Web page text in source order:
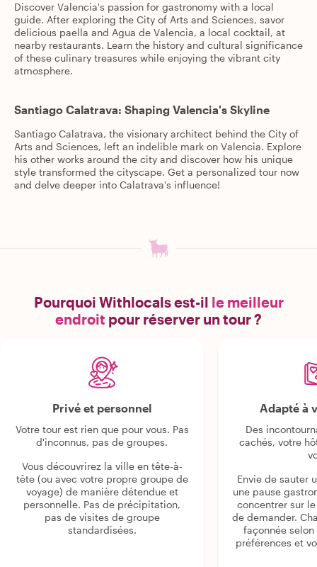
Discover Valencia's passion for gastronomy with a local
guide. After exploring the City of Arts and Sciences, savor
delicious paella and Agua de Valencia, a local cocktail, at
nearby restaurants. Learn the history and cultural significance
of these culinary treasures while enjoying the vibrant city
atmosphere.
Santiago Calatrava: Shaping Valencia's Skyline
Santiago Calatrava, the visionary architect behind the City of
Arts and Sciences, left an indelible mark on Valencia. Explore
his other works around the city and discover how his unique
style transformed the cityscape. Get a personalized tour now
and delve deeper into Calatrava's influence!
Pourquoi Withlocals est-il le meilleur
endroit pour réserver un tour ?
Privé et personnel
Votre tour est rien que pour vous. Pas
d'inconnus, pas de groupes.
Vous découvrirez la ville en tête-à-
tête (ou avec votre propre groupe de
voyage) de manière détendue et
personnelle. Pas de précipitation,
pas de visites de groupe
standardisées.
Adapté à
Des
cachés, votre
Envie de sauter
une pause
concentrer sur
de demander.
façonnée
préférences et